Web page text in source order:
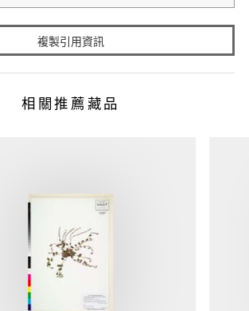
複製引用資訊
相關推薦藏品